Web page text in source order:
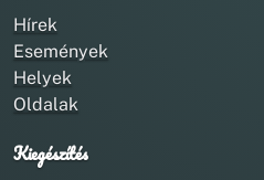
Hírek
Események
Helyek
Oldalak
Kiegészítés